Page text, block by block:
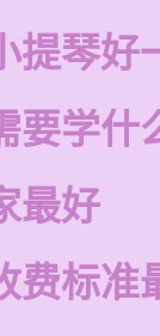
提琴好
要学什
最好
费标准